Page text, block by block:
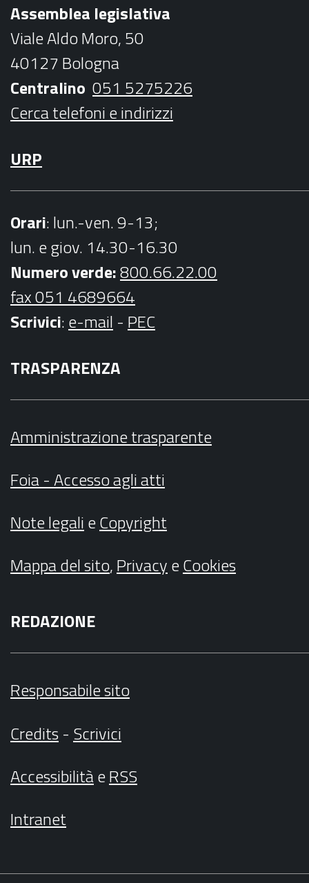
k
a
m
b
e
Assemblea legislativa
Viale Aldo Moro, 50
40127 Bologna
Centralino 051 5275226
Cerca telefoni e indirizzi
URP
Orari: lun.-ven. 9-13;
lun. e giov. 14.30-16.30
Numero verde:800.66.22.00
fax 051 4689664
Scrivici:e-mail - PEC
TRASPARENZA
Amministrazione trasparente
Foia - Accesso agli atti
Note legalieCopyright
Mappa del sito,PrivacyeCookies
REDAZIONE
Responsabile sito
Credits- Scrivici
AccessibilitàeRSS
Intranet